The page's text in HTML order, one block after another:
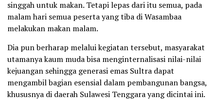
singgah untuk makan. Tetapi lepas dari itu semua, pada
malam hari semua peserta yang tiba di Wasambaa
melakukan makan malam.
Dia pun berharap melalui kegiatan tersebut, masyarakat
utamanya kaum muda bisa menginternalisasi nilai-nilai
kejuangan sehingga generasi emas Sultra dapat
mengambil bagian esensial dalam pembangunan bangsa,
khususnya di daerah Sulawesi Tenggara yang dicintai ini.